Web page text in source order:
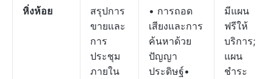
หิ่งห้อย
สรุปการ
ขายและ
การ
ประชุม
ภายใน
• การถอด
เสียงและการ
ค้นหาด้วย
ปัญญา
ประดิษฐ์•
มีแผน
ฟรีให้
บริการ;
แผน
ชำระ